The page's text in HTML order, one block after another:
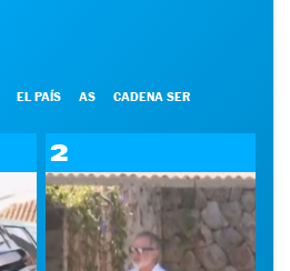
EL PAÍS AS CADENA SER
2